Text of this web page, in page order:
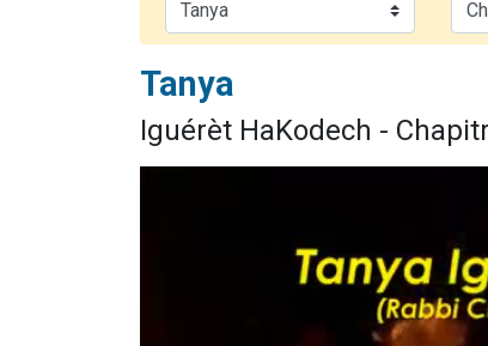
Tanya
Iguérèt HaKodech -